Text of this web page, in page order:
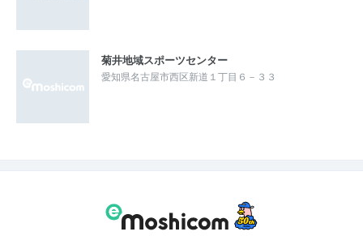
菊井地域スポーツセンター
愛知県名古屋市西区新道１丁目６－３３